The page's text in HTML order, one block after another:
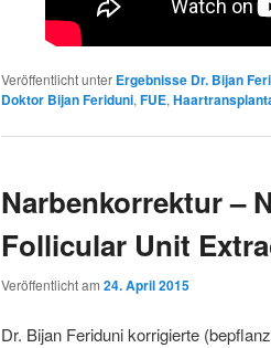
Veröffentlicht unter Ergebnisse Dr. Bijan
Doktor Bijan Feriduni, FUE,
Narbenkorrektur –
Follicular Unit
Veröffentlicht am 24. April 2015
Dr. Bijan Feriduni korrigierte